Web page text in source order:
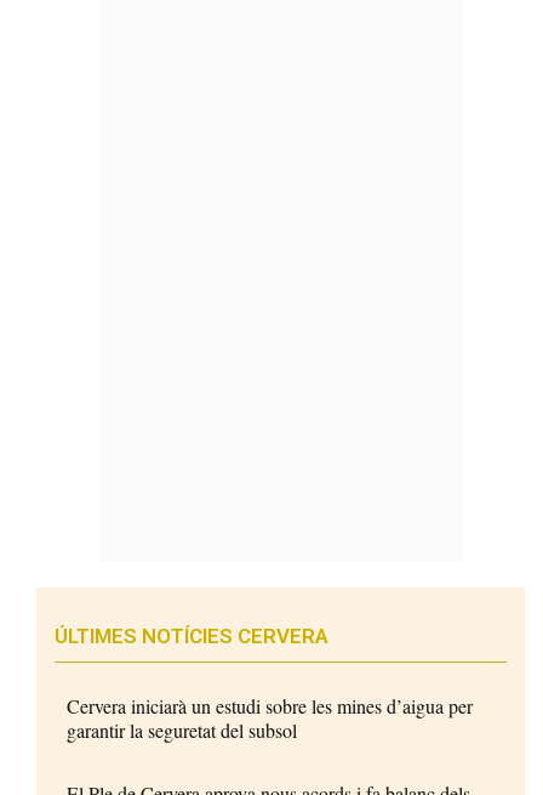
ÚLTIMES NOTÍCIES CERVERA
Cervera iniciarà un estudi sobre les mines d’aigua per
garantir la seguretat del subsol